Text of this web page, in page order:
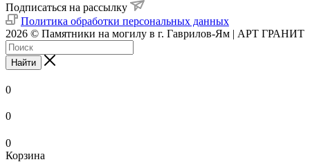
Подписаться на рассылку
Политика обработки персональных данных
2026 © Памятники на могилу в г. Гаврилов-Ям | АРТ ГРАНИТ
Найти
0
0
0
Корзина